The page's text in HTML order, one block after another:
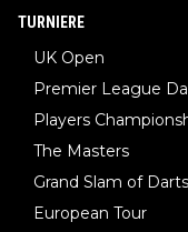
TURNIERE
UK Open
Premier League
Players
The Masters
Grand Slam of Darts
European Tour